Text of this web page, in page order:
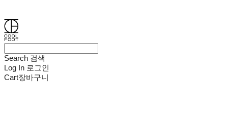
Search 검색
Log In 로그인
Cart장바구니